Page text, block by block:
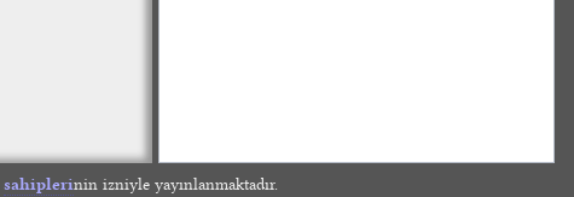
sahiplerinin izniyle yayınlanmaktadır.